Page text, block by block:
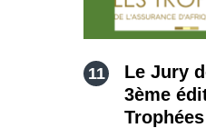
Le Jury
3ème